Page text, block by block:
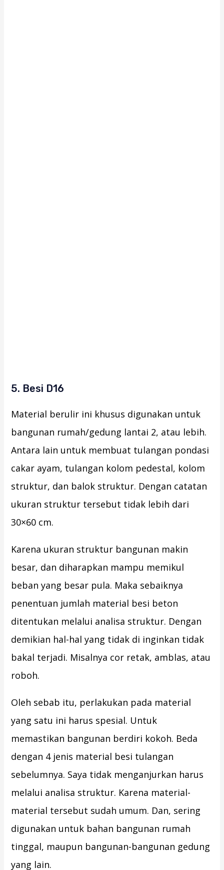
5. Besi D16
Material berulir ini khusus digunakan untuk
bangunan rumah/gedung lantai 2, atau lebih.
Antara lain untuk membuat tulangan pondasi
cakar ayam, tulangan kolom pedestal, kolom
struktur, dan balok struktur. Dengan catatan
ukuran struktur tersebut tidak lebih dari
30×60 cm.
Karena ukuran struktur bangunan makin
besar, dan diharapkan mampu memikul
beban yang besar pula. Maka sebaiknya
penentuan jumlah material besi beton
ditentukan melalui analisa struktur. Dengan
demikian hal-hal yang tidak di inginkan tidak
bakal terjadi. Misalnya cor retak, amblas, atau
roboh.
Oleh sebab itu, perlakukan pada material
yang satu ini harus spesial. Untuk
memastikan bangunan berdiri kokoh. Beda
dengan 4 jenis material besi tulangan
sebelumnya. Saya tidak menganjurkan harus
melalui analisa struktur. Karena material-
material tersebut sudah umum. Dan, sering
digunakan untuk bahan bangunan rumah
tinggal, maupun bangunan-bangunan gedung
yang lain.